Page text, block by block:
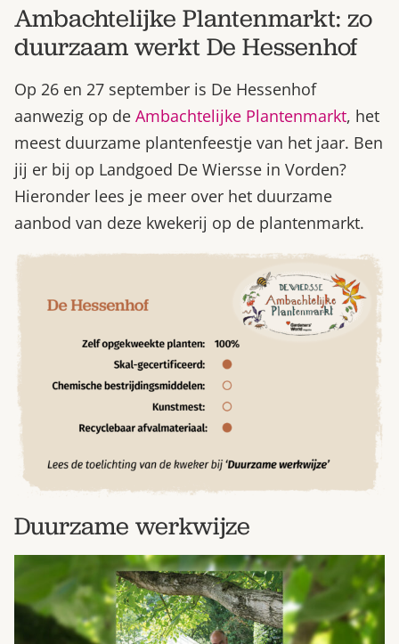
Ambachtelijke Plantenmarkt: zo
duurzaam werkt De Hessenhof
Op 26 en 27 september is De Hessenhof
aanwezig op de Ambachtelijke Plantenmarkt, het
meest duurzame plantenfeestje van het jaar. Ben
jij er bij op Landgoed De Wiersse in Vorden?
Hieronder lees je meer over het duurzame
aanbod van deze kwekerij op de plantenmarkt.
Duurzame werkwijze